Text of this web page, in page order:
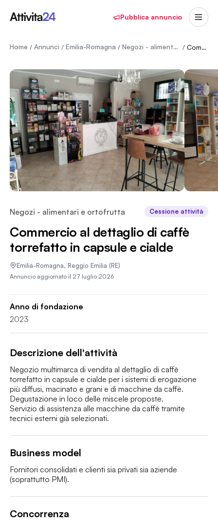
Pubblica annuncio
Home / Annunci / Emilia-Romagna / Negozi - alimentari e ortofrutta / Commercio al dettaglio di caffè torrefatto in capsule e cialde
Negozi - alimentari e ortofrutta Cessione attività
Commercio al dettaglio di caffè
torrefatto in capsule e cialde
Emilia-Romagna, Reggio Emilia (RE)
Annuncio aggiornato il 27 luglio 2026
Anno di fondazione
2023
Descrizione dell'attività
Negozio multimarca di vendita al dettaglio di caffè
torrefatto in capsule e cialde per i sistemi di erogazione
più diffusi, macinato e grani e di macchine da caffè.
Degustazione in loco delle miscele proposte.
Servizio di assistenza alle macchine da caffè tramite
tecnici esterni già selezionati.
Business model
Fornitori consolidati e clienti sia privati sia aziende
(soprattutto PMI).
Concorrenza